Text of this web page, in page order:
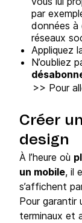
par
données à
réseaux
Appliquez
N’oubliez
>> Pour
Créer
design
À l’heure où
un mobile, il
s’affichent
Pour garantir
terminaux et